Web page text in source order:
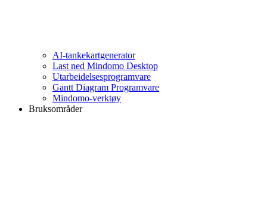
AI-tankekartgenerator
Last ned Mindomo Desktop
Utarbeidelsesprogramvare
Gantt Diagram Programvare
Mindomo-verktøy
Bruksområder